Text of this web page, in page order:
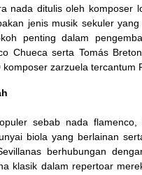
nada ditulis oleh komposer
jenis musik sekuler
penting dalam
Chueca serta Tomás
zarzuela tercantum
sebab nada
biola yang berlainan
berhubungan
klasik dalam repertoar